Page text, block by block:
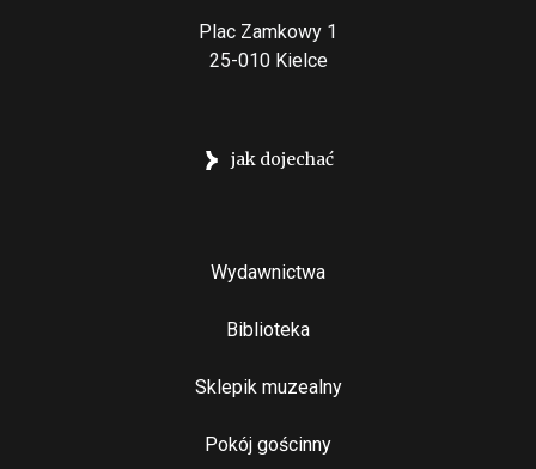
Plac Zamkowy 1
25-010 Kielce
jak dojechać
Wydawnictwa
Biblioteka
Sklepik muzealny
Pokój gościnny